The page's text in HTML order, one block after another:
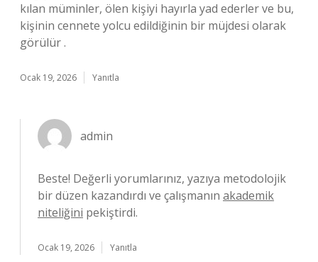
kılan müminler, ölen kişiyi hayırla yad ederler ve bu,
kişinin cennete yolcu edildiğinin bir müjdesi olarak
görülür .
Ocak 19, 2026 Yanıtla
admin
Beste! Değerli yorumlarınız, yazıya metodolojik
bir düzen kazandırdı ve çalışmanın akademik
niteliğini pekiştirdi.
Ocak 19, 2026 Yanıtla